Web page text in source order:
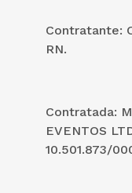
Contratante:
RN.
Contratada:
EVENTOS
10.501.873/